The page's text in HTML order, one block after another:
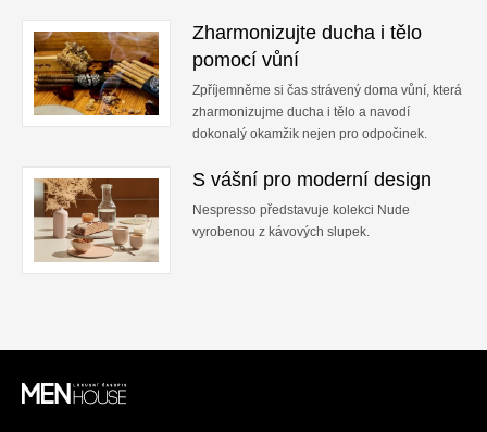
Zharmonizujte ducha i tělo
pomocí vůní
Zpříjemněme si čas strávený doma vůní, která
zharmonizujme ducha i tělo a navodí
dokonalý okamžik nejen pro odpočinek.
S vášní pro moderní design
Nespresso představuje kolekci Nude
vyrobenou z kávových slupek.